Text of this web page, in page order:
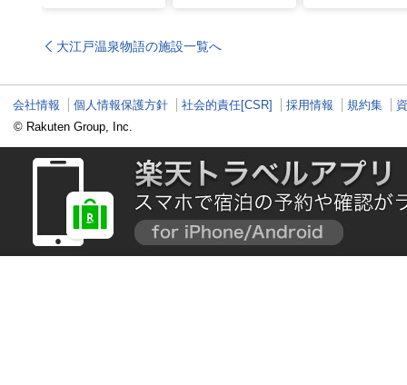
大江戸温泉物語の施設一覧へ
会社情報 個人情報保護方針 社会的責任[CSR] 採用情報 規約集
© Rakuten Group, Inc.